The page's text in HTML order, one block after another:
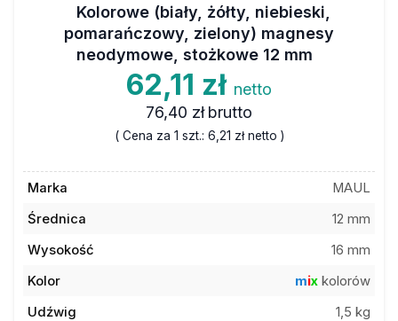
Kolorowe (biały, żółty, niebieski,
pomarańczowy, zielony) magnesy
neodymowe, stożkowe 12 mm
62,11 zł netto
76,40 zł brutto
( Cena za 1 szt.: 6,21 złnetto )
Marka
MAUL
Średnica
12 mm
Wysokość
16 mm
Kolor
mix kolorów
Udźwig
1,5 kg